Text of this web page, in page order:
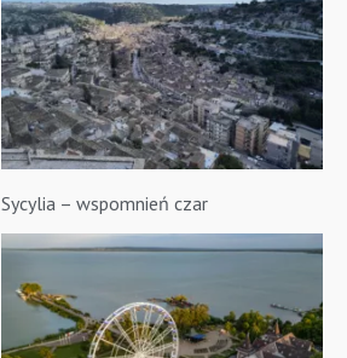
Sycylia – wspomnień czar